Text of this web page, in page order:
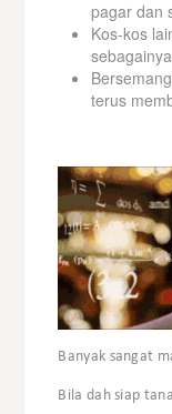
pagar dan
Kos-kos
terus
Banyak sangat
Bila dah siap